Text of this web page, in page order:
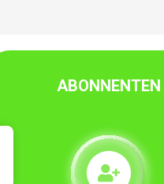
ABONNENTEN